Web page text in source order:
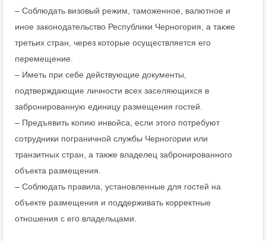
– Соблюдать визовый режим, таможенное, валютное и
иное законодательство Республики Черногория, а также
третьих стран, через которые осуществляется его
перемещение.
– Иметь при себе действующие документы,
подтверждающие личности всех заселяющихся в
забронированную единицу размещения гостей.
– Предъявить копию инвойса, если этого потребуют
сотрудники пограничной службы Черногории или
транзитных стран, а также владелец забронированного
объекта размещения.
– Соблюдать правила, установленные для гостей на
объекте размещения и поддерживать корректные
отношения с его владельцами.